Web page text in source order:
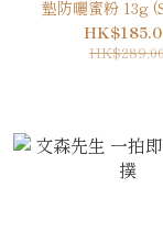
墊防曬蜜粉 13g (SPF50+
PA+++)